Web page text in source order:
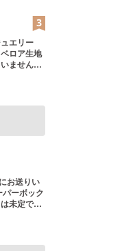
ロア生地
お送りい
ます。